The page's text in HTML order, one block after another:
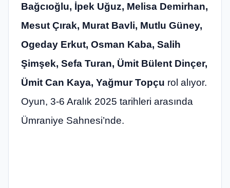
Bağcıoğlu, İpek Uğuz, Melisa Demirhan,
Mesut Çırak, Murat Bavli, Mutlu Güney,
Ogeday Erkut, Osman Kaba, Salih
Şimşek, Sefa Turan, Ümit Bülent Dinçer,
Ümit Can Kaya, Yağmur Topçu rol alıyor.
Oyun, 3-6 Aralık 2025 tarihleri arasında
Ümraniye Sahnesi’nde.